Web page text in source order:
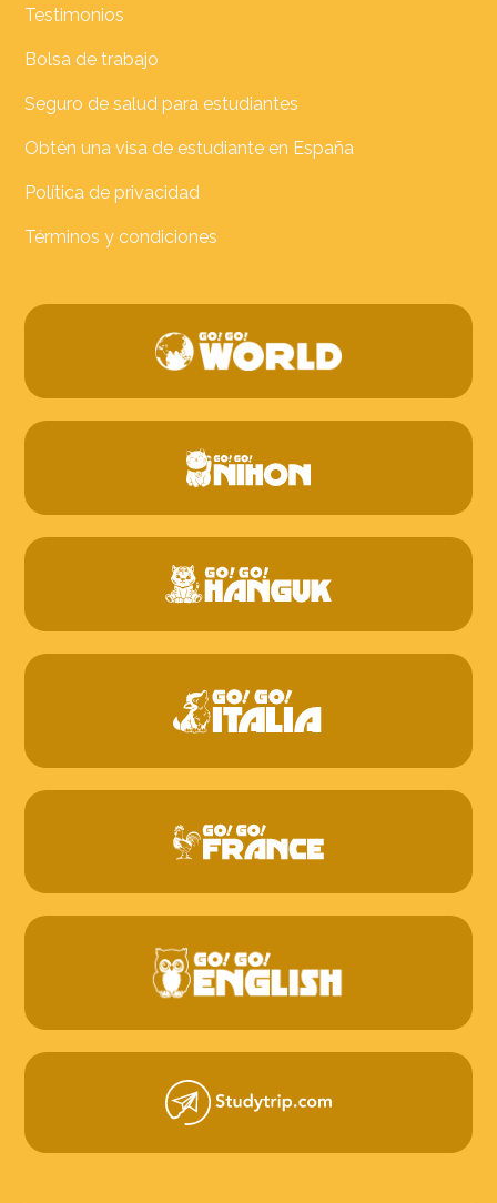
Testimonios
Bolsa de trabajo
Seguro de salud para estudiantes
Obtén una visa de estudiante en España
Política de privacidad
Términos y condiciones